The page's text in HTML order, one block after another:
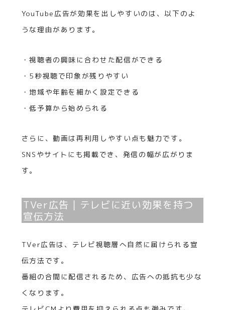
YouTube広告が効果を出しやすいのは、以下のよ
うな理由があります。
・視聴者の興味に合わせた配信ができる
・5秒視聴で印象が残りやすい
・地域や年齢を細かく設定できる
・低予算から始められる
さらに、動画は再利用しやすい点も魅力です。
SNSやサイトにも掲載でき、発信の幅が広がりま
す。
TVer広告｜テレビに近い効果を持つ
宣伝方法
TVer広告は、テレビ視聴層へ自然に届けられる宣
伝方法です。
番組の合間に配信されるため、広告への抵抗も少な
くなります。